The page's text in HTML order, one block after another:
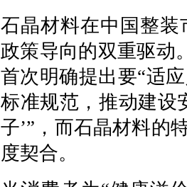
石晶材料在中国整
政策导向的双重驱动
首次明确提出要“适
标准规范，推动建设
子’”，而石晶材料的
度契合。